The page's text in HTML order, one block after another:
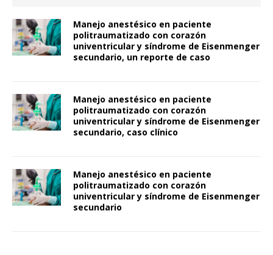
Manejo anestésico en paciente
politraumatizado con corazón
univentricular y síndrome de Eisenmenger
secundario, un reporte de caso
Manejo anestésico en paciente
politraumatizado con corazón
univentricular y síndrome de Eisenmenger
secundario, caso clínico
Manejo anestésico en paciente
politraumatizado con corazón
univentricular y síndrome de Eisenmenger
secundario